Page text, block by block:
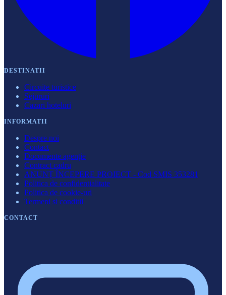
DESTINATII
Circuite turistice
Sejururi
Cazari hoteluri
INFORMATII
Despre noi
Contact
Documente agenție
Contract cadru
ANUNȚ ÎNCEPERE PROIECT - Cod SMIS 353281
Politica de confidentialitate
Politica de cookie-uri
Termeni si conditii
CONTACT